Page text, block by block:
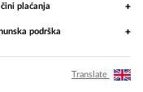
plaćanja +
podrška +
Translate